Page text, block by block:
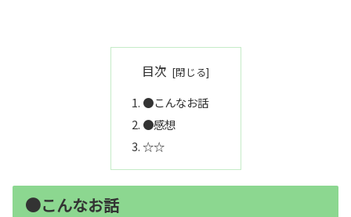
目次
●こんなお話
●感想
☆☆
●こんなお話